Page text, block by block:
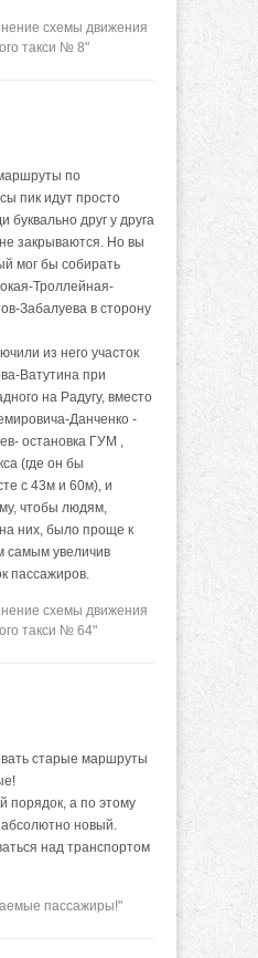
схемы движения
такси № 8"
по
пик идут просто
друг у друга
закрываются. Но вы
мог бы собирать
Троллейная-
Забалуева в сторону
из него участок
Ватутина при
на Радугу, вместо
Данченко -
остановка ГУМ ,
(где он бы
с 43м и 60м), и
чтобы людям,
них, было проще к
самым увеличив
пассажиров.
схемы движения
такси № 64"
старые маршруты
порядок, а по этому
новый.
над транспортом
пассажиры!"